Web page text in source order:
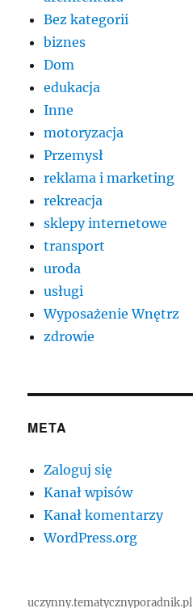
Bez kategorii
biznes
Dom
edukacja
Inne
motoryzacja
Przemysł
reklama i marketing
rekreacja
sklepy internetowe
transport
uroda
usługi
Wyposażenie Wnętrz
zdrowie
META
Zaloguj się
Kanał wpisów
Kanał komentarzy
WordPress.org
uczynny.tematycznyporadnik.pl